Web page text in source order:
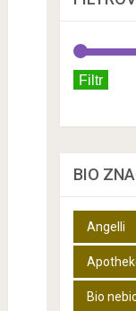
Filtr
BIO
Angelli
Bio